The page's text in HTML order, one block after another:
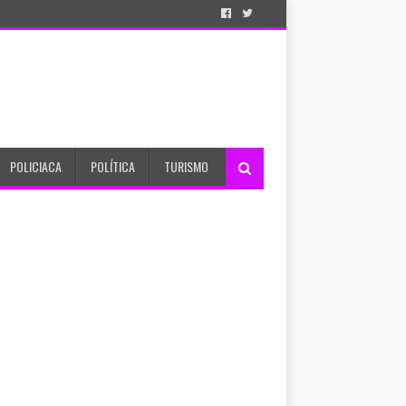
POLICIACA POLÍTICA TURISMO